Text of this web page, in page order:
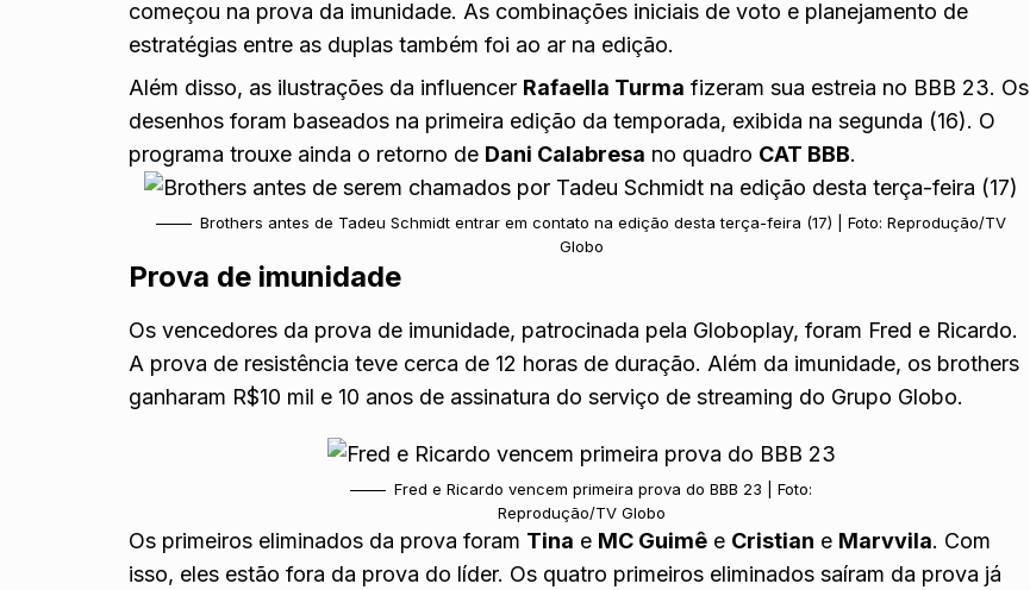
começou na prova da imunidade. As combinações iniciais de voto e planejamento de
estratégias entre as duplas também foi ao ar na edição.
Além disso, as ilustrações da influencer Rafaella Turma fizeram sua estreia no BBB 23. Os
desenhos foram baseados na primeira edição da temporada, exibida na segunda (16). O
programa trouxe ainda o retorno de Dani Calabresa no quadro CAT BBB.
Brothers antes de Tadeu Schmidt entrar em contato na edição desta terça-feira (17) | Foto: Reprodução/TV
Globo
Prova de imunidade
Os vencedores da prova de imunidade, patrocinada pela Globoplay, foram Fred e Ricardo.
A prova de resistência teve cerca de 12 horas de duração. Além da imunidade, os brothers
ganharam R$10 mil e 10 anos de assinatura do serviço de streaming do Grupo Globo.
Fred e Ricardo vencem primeira prova do BBB 23 | Foto:
Reprodução/TV Globo
Os primeiros eliminados da prova foram Tina e MC Guimê e Cristian e Marvvila. Com
isso, eles estão fora da prova do líder. Os quatro primeiros eliminados saíram da prova já